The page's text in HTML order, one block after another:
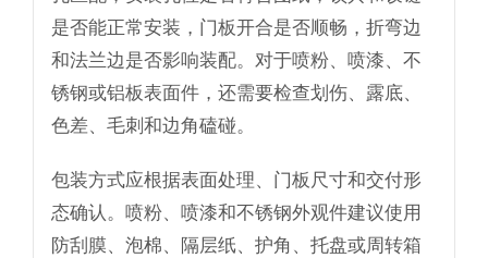
是否能正常安装，门板开合是否顺畅，折弯边
和法兰边是否影响装配。对于喷粉、喷漆、不
锈钢或铝板表面件，还需要检查划伤、露底、
色差、毛刺和边角磕碰。
包装方式应根据表面处理、门板尺寸和交付形
态确认。喷粉、喷漆和不锈钢外观件建议使用
防刮膜、泡棉、隔层纸、护角、托盘或周转箱